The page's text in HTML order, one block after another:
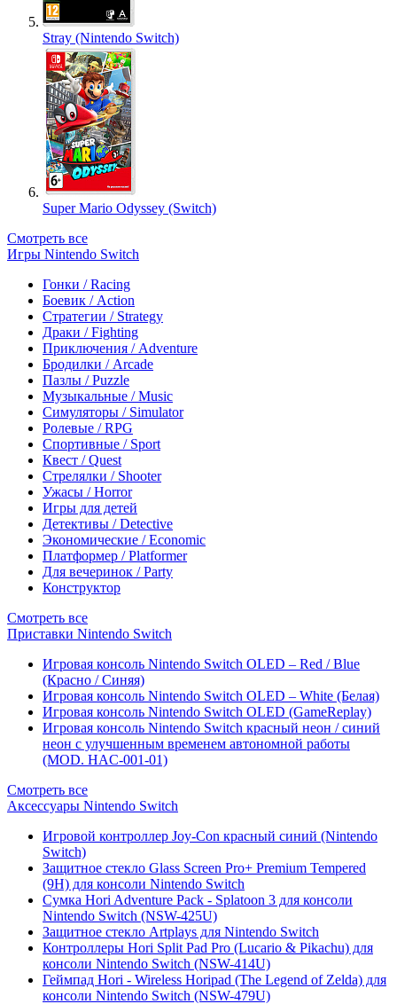
Stray (Nintendo Switch)
Super Mario Odyssey (Switch)
Смотреть все
Игры Nintendo Switch
Гонки / Racing
Боевик / Action
Стратегии / Strategy
Драки / Fighting
Приключения / Adventure
Бродилки / Arcade
Пазлы / Puzzle
Музыкальные / Music
Симуляторы / Simulator
Ролевые / RPG
Спортивные / Sport
Квест / Quest
Стрелялки / Shooter
Ужасы / Horror
Игры для детей
Детективы / Detective
Экономические / Economic
Платформер / Platformer
Для вечеринок / Party
Конструктор
Смотреть все
Приставки Nintendo Switch
Игровая консоль Nintendo Switch OLED – Red / Blue
(Красно / Синяя)
Игровая консоль Nintendo Switch OLED – White (Белая)
Игровая консоль Nintendo Switch OLED (GameReplay)
Игровая консоль Nintendo Switch красный неон / синий
неон с улучшенным временем автономной работы
(MOD. HAC-001-01)
Смотреть все
Аксессуары Nintendo Switch
Игровой контроллер Joy-Con красный синий (Nintendo
Switch)
Защитное стекло Glass Screen Pro+ Premium Tempered
(9H) для консоли Nintendo Switch
Сумка Hori Adventure Pack - Splatoon 3 для консоли
Nintendo Switch (NSW-425U)
Защитное стекло Artplays для Nintendo Switch
Контроллеры Hori Split Pad Pro (Lucario & Pikachu) для
консоли Nintendo Switch (NSW-414U)
Геймпад Hori - Wireless Horipad (The Legend of Zelda) для
консоли Nintendo Switch (NSW-479U)